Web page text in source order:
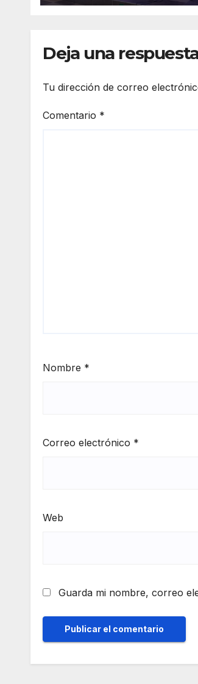
Deja una
Tu dirección de correo
Comentario *
Nombre *
Correo electrónico *
Web
Guarda mi nombre, correo